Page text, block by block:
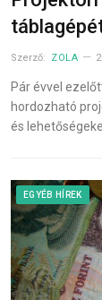
Szerző: ZOLA
Pár évvel
hordozható
és
EGYÉB HÍREK